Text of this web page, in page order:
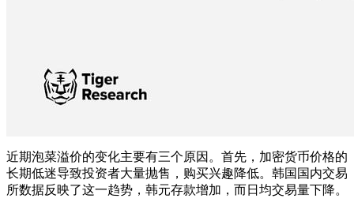
近期泡菜溢价的变化主要有三个原因。首先，加密货币价格的
长期低迷导致投资者大量抛售，购买兴趣降低。韩国国内交易
所数据反映了这一趋势，韩元存款增加，而日均交易量下降。